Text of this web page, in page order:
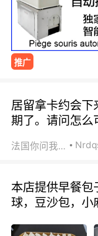
推广
居留拿卡约会下
期了。请问怎么
法国你问我答
本店提供早餐
球，豆沙包，小